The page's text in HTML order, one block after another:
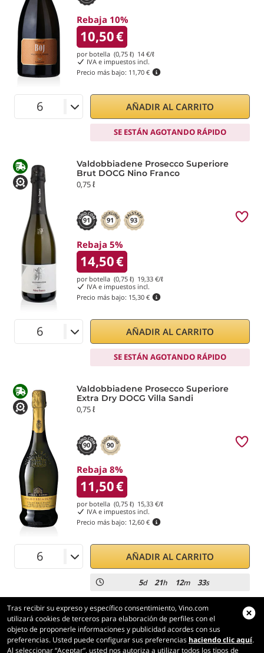
Rebaja 10%
10,50€
por botella (0,75 ℓ) 14 €/ℓ
IVA e impuestos incl.
Precio más bajo: 11,70 €
AÑADIR AL CARRITO
SE ESTÁN AGOTANDO RÁPIDO
Valdobbiadene Prosecco Superiore
Brut DOCG Nino Franco
0,75 ℓ
91 91 93
Rebaja 5%
14,50€
por botella (0,75 ℓ) 19,33 €/ℓ
IVA e impuestos incl.
Precio más bajo: 15,30 €
AÑADIR AL CARRITO
SE ESTÁN AGOTANDO RÁPIDO
Valdobbiadene Prosecco Superiore
Extra Dry DOCG Villa Sandi
0,75 ℓ
90 90
Rebaja 8%
11,50€
por botella (0,75 ℓ) 15,33 €/ℓ
IVA e impuestos incl.
Precio más bajo: 12,60 €
AÑADIR AL CARRITO
5d 21h 12m 33s
Tras recibir su expreso y específico consentimiento, Vino.com
utilizará cookies de terceros para elaboración de perfiles con el
objeto de proponerle informaciones y publicidad acordes con sus
preferencias. Usted puede configurar sus preferencias haciendo clic aquí.
Al seleccionar “Aceptar”, usted nos autoriza a utilizar todos los tipos de
Vino.com